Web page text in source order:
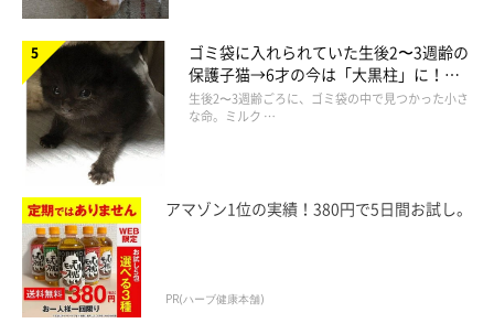
「自分だけのお楽しみ」
「かわい過ぎて見せたくない」
家族だけに見せるという人や、猫友だけに見せるという「限定公
開」をしている飼い主さんもいるようです。
また、「愛猫の写真は独り占めしたい！」
ゴミ袋に入れられていた生後2〜3週齢の
保護子猫→6才の今は「大黒柱」に！
美しい黒猫に成長した姿にグッとくる
生後2〜3週齢ごろに、ゴミ袋の中で見つかった小さ
な命。ミルク …
アマゾン1位の実績！380円で5日間お試し。
PR(ハーブ健康本舗)